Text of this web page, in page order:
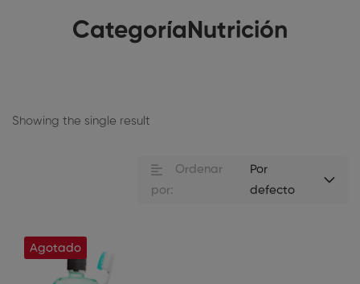
CategoríaNutrición
Showing the single result
Ordenar
por:
Por
defecto
Agotado